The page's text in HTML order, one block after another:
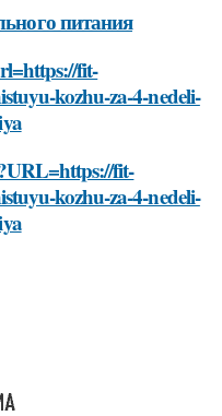
питания
fit-
kozhu-za-4-nedeli-
fit-
kozhu-za-4-nedeli-